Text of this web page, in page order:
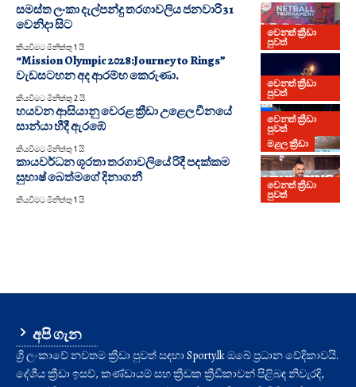
වෙනත් ක්‍රීඩා
පුවත්
සමස්ත ලංකා දැල්පන්දු තරගාවලිය ජනවාරි 31
වෙනිදා සිට
කියවීමට මිනිත්තු 1 යි
වෙනත් ක්‍රීඩා
පුවත්
“Mission Olympic 2028:Journey to Rings”
වැඩසටහන අද ආරම්භ කෙරුණා.
කියවීමට මිනිත්තු 2 යි
වෙනත් ක්‍රීඩා
පුවත්
මළල ක්‍රීඩා
හයවන ආසියානු වෙරළ ක්‍රීඩා උළෙල චීනයේ
සාන්යා හීදී ඇරඹේ
කියවීමට මිනිත්තු 1 යි
වෙනත් ක්‍රීඩා
පුවත්
කායවර්ධන ශූරතා තරගාවලියේ රිදී පදක්කම
සුභාෂ් බෙත්මගේ දිනාගනී
කියවීමට මිනිත්තු 1 යි
අපි ගැන
ශ්‍රී ලංකාවේ නවතම ක්‍රීඩා පුවත් සඳහා Sporty.lk ඔබේ ප්‍රධාන වේදිකාවයි.
දේශීය ක්‍රීඩා ඉසව්, කණ්ඩායම් සහ ක්‍රීඩක ක්‍රීඩිකාවන් පිළිබඳ නිවැරදි,